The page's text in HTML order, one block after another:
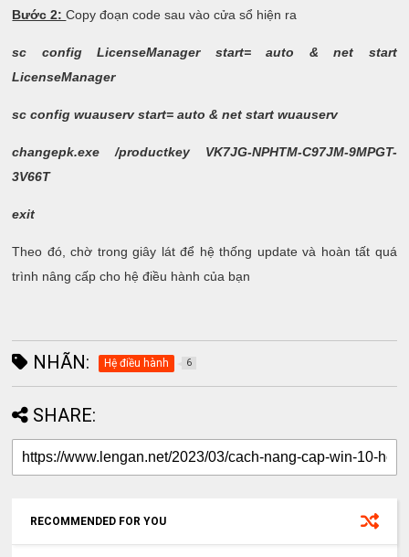
Bước 2:Copy đoạn code sau vào cửa sổ hiện ra
sc config LicenseManager start= auto & net start
LicenseManager
sc config wuauserv start= auto & net start wuauserv
changepk.exe /productkey VK7JG-NPHTM-C97JM-9MPGT-
3V66T
exit
Theo đó, chờ trong giây lát để hệ thống update và hoàn tất quá
trình nâng cấp cho hệ điều hành của bạn
NHÃN: Hệ điều hành 6
SHARE:
RECOMMENDED FOR YOU